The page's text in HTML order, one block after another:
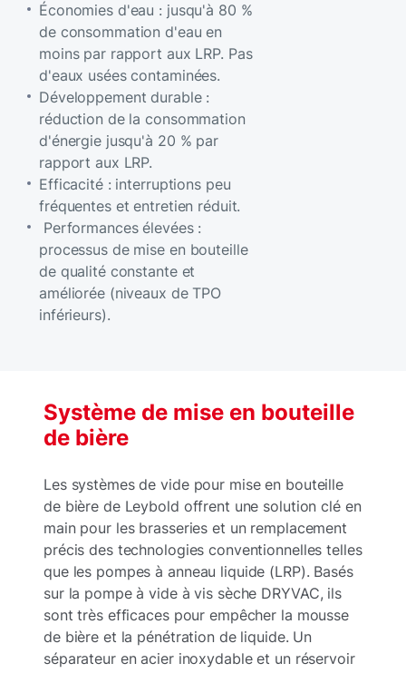
Économies d'eau : jusqu'à 80 %
de consommation d'eau en
moins par rapport aux LRP. Pas
d'eaux usées contaminées.
Développement durable :
réduction de la consommation
d'énergie jusqu'à 20 % par
rapport aux LRP.
Efficacité : interruptions peu
fréquentes et entretien réduit.
Performances élevées :
processus de mise en bouteille
de qualité constante et
améliorée (niveaux de TPO
inférieurs).
Système de mise en bouteille
de bière
Les systèmes de vide pour mise en bouteille
de bière de Leybold offrent une solution clé en
main pour les brasseries et un remplacement
précis des technologies conventionnelles telles
que les pompes à anneau liquide (LRP). Basés
sur la pompe à vide à vis sèche DRYVAC, ils
sont très efficaces pour empêcher la mousse
de bière et la pénétration de liquide. Un
séparateur en acier inoxydable et un réservoir